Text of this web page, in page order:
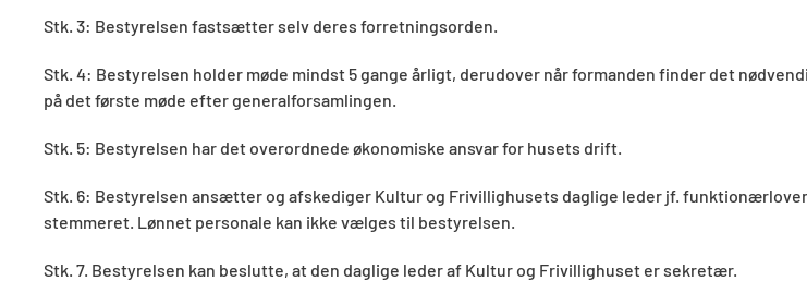
Stk. 3: Bestyrelsen fastsætter selv deres forretningsorden.
Stk. 4: Bestyrelsen holder møde mindst 5 gange årligt, derudover når formanden finder det
på det første møde efter generalforsamlingen.
Stk. 5: Bestyrelsen har det overordnede økonomiske ansvar for husets drift.
Stk. 6: Bestyrelsen ansætter og afskediger Kultur og Frivillighusets daglige leder jf.
stemmeret. Lønnet personale kan ikke vælges til bestyrelsen.
Stk. 7. Bestyrelsen kan beslutte, at den daglige leder af Kultur og Frivillighuset er sekretær.